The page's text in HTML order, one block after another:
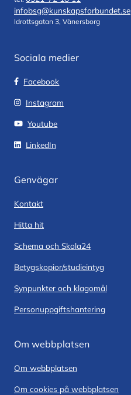
infobsg@kunskapsforbundet.se
Idrottsgatan 3, Vänersborg
Sociala medier
Facebook
Instagram
Youtube
LinkedIn
Genvägar
Kontakt
Hitta hit
Schema och Skola24
Betygskopior/studieintyg
Synpunkter och klagomål
Personuppgiftshantering
Om webbplatsen
Om webbplatsen
Om cookies på webbplatsen